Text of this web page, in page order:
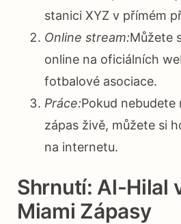
stanici XYZ v přímém
Online stream:Můžete
online na oficiálních
fotbalové asociace.
Práce:Pokud nebudete
zápas živě, můžete si
na internetu.
Shrnutí: Al-Hilal
Miami Zápasy